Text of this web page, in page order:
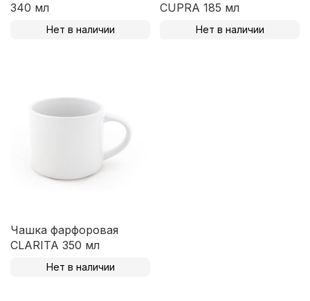
340 мл
Нет в наличии
CUPRA 185 мл
Нет в наличии
Чашка фарфоровая
CLARITA 350 мл
Нет в наличии